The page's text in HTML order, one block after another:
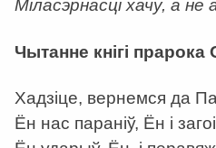
Міласэрнасці хачу, а не
Чытанне кнігі прарока
Хадзіце, вернемся да
Ён нас параніў, Ён і